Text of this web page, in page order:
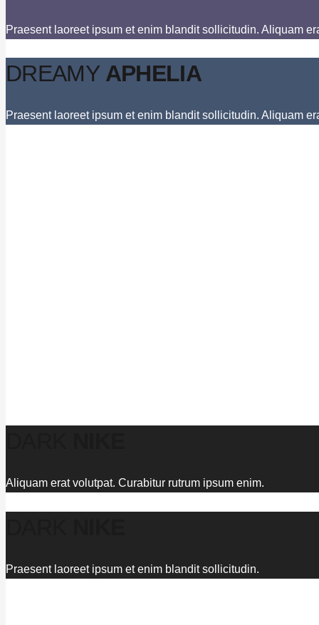
Praesent laoreet ipsum et enim blandit sollicitudin. Aliquam
DREAMY APHELIA
Praesent laoreet ipsum et enim blandit sollicitudin. Aliquam
Aliquam erat volutpat. Curabitur rutrum ipsum enim.
Praesent laoreet ipsum et enim blandit sollicitudin.